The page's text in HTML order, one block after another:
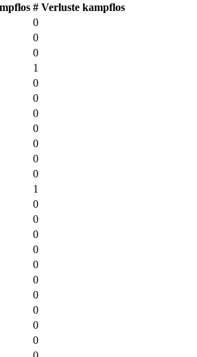
# Verluste kampflos
0
0
0
1
0
0
0
0
0
0
0
1
0
0
0
0
0
0
0
0
0
0